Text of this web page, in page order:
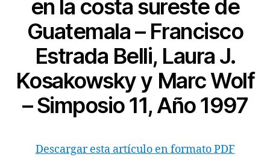
en la costa sureste de
Guatemala – Francisco
Estrada Belli, Laura J.
Kosakowsky y Marc Wolf
– Simposio 11, Año 1997
Descargar esta artículo en formato PDF